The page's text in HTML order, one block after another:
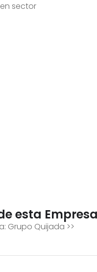
sector
esta Empresa
Grupo Quijada >>